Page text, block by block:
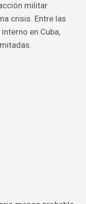
militar
crisis. Entre las
en Cuba,